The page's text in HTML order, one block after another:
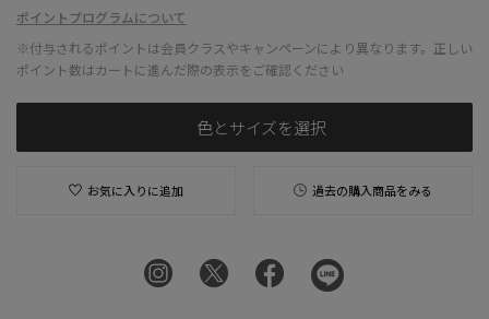
ポイントプログラムについて
※付与されるポイントは会員クラスやキャンペーンにより異なります。正しい
ポイント数はカートに進んだ際の表示をご確認ください
色とサイズを選択
お気に入りに追加 過去の購入商品をみる